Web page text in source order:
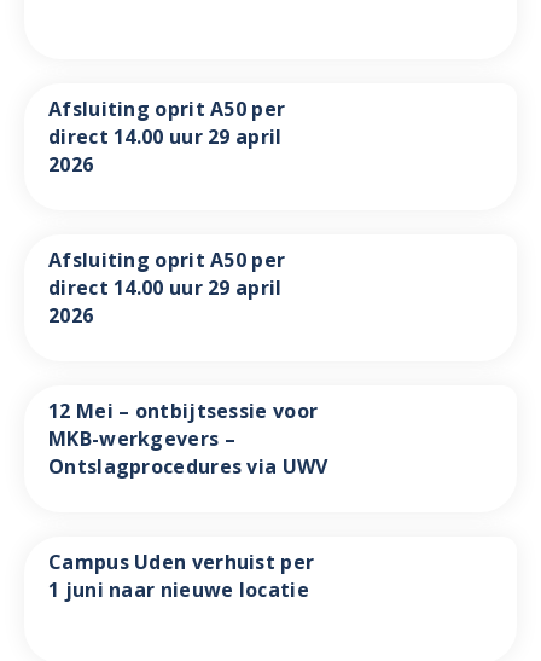
Afsluiting oprit A50 per
direct 14.00 uur 29 april
2026
Afsluiting oprit A50 per
direct 14.00 uur 29 april
2026
12 Mei – ontbijtsessie voor
MKB-werkgevers –
Ontslagprocedures via UWV
Campus Uden verhuist per
1 juni naar nieuwe locatie